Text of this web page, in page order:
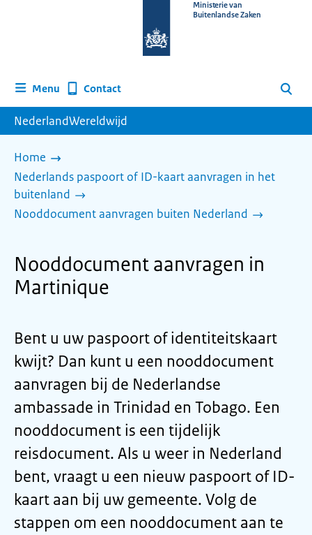
homepage
Ministerie van
Buitenlandse Zaken
Menu Contact Zoeken
NederlandWereldwijd
Home
Nederlands paspoort of ID-kaart aanvragen in het
buitenland
Nooddocument aanvragen buiten Nederland
Nooddocument aanvragen in
Martinique
Bent u uw paspoort of identiteitskaart
kwijt? Dan kunt u een nooddocument
aanvragen bij de Nederlandse
ambassade in Trinidad en Tobago. Een
nooddocument is een tijdelijk
reisdocument. Als u weer in Nederland
bent, vraagt u een nieuw paspoort of ID-
kaart aan bij uw gemeente. Volg de
stappen om een nooddocument aan te